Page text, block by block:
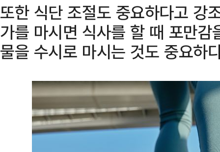
또한 식단 조절도 중요하다고 강
가를 마시면 식사를 할 때 포만
물을 수시로 마시는 것도 중요하